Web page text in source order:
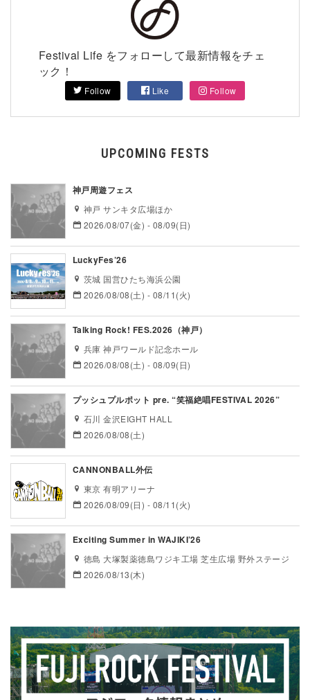
Festival Life をフォローして最新情報をチェ
ック！
Follow Like Follow
UPCOMING FESTS
神戸周遊フェス
神戸 サンキタ広場ほか
2026/08/07(金) - 08/09(日)
LuckyFes’26
茨城 国営ひたち海浜公園
2026/08/08(土) - 08/11(火)
Talking Rock! FES.2026（神戸）
兵庫 神戸ワールド記念ホール
2026/08/08(土) - 08/09(日)
プッシュプルポット pre. “笑福絶唱FESTIVAL 2026”
石川 金沢EIGHT HALL
2026/08/08(土)
CANNONBALL外伝
東京 有明アリーナ
2026/08/09(日) - 08/11(火)
Exciting Summer in WAJIKI’26
徳島 大塚製薬徳島ワジキ工場 芝生広場 野外ステージ
2026/08/13(木)